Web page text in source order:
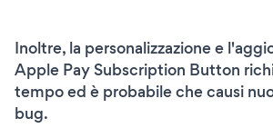
Inoltre, la personalizzazione e
Apple Pay Subscription Button
tempo ed è probabile che causi
bug.